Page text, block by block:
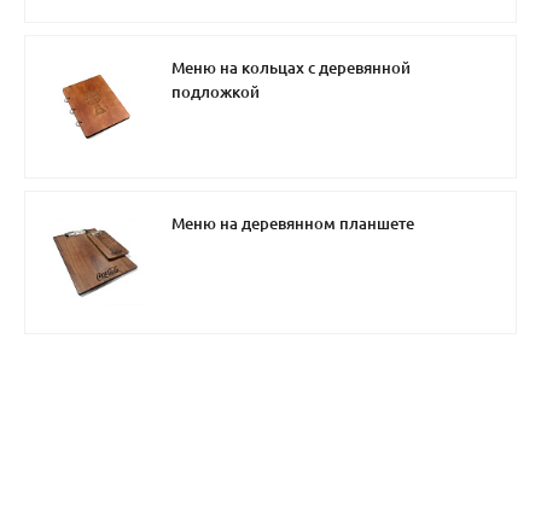
Меню на кольцах с деревянной
подложкой
Меню на деревянном планшете